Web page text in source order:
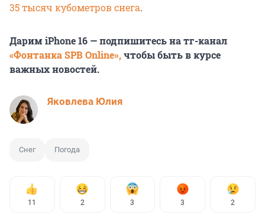
35 тысяч кубометров снега.
Дарим iPhone 16 — подпишитесь на тг-канал
«Фонтанка SPB Online»,чтобы быть в курсе
важных новостей.
Яковлева Юлия
Снег Погода
11 2 3 3 2